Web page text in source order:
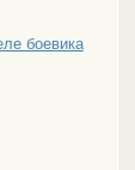
боевика